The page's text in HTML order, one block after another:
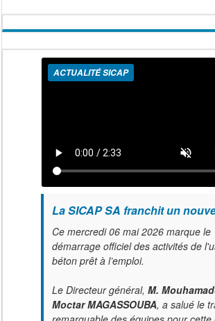
ACTUALITÉ SICAP
La SICAP SA franchit un
Ce mercredi 06 mai 2026 marque le
démarrage officiel des activités de
béton prêt à l’emploi.
Le Directeur général, M.
Moctar MAGASSOUBA, a salué le